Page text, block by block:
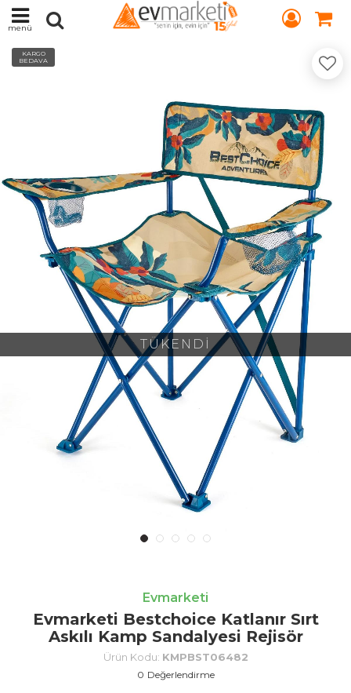
menü
TÜKENDİ
KARGO
BEDAVA
Evmarketi
Evmarketi Bestchoice Katlanır Sırt
Askılı Kamp Sandalyesi Rejisör
Ürün Kodu: KMPBST06482
0 Değerlendirme